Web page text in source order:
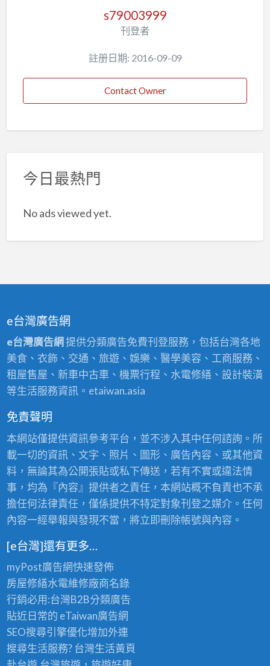
s79003999
刊登者
註册日期: 2016-09-09
Contact Owner
今日最熱門
No ads viewed yet.
e台灣廣告網
e台灣廣告網 提供分類廣告免費刊登服務，包括台灣各地
美食、衣飾、交通、旅遊、娛樂、醫學美容、工商服務、
租屋售屋、新車中古車、機票行程、水電修繕、設計裝潢
等生活服務資訊。etaiwan.asia
免責聲明
本網站僅提供資訊參考平台，並不涉入其中任何諮詢。所
載一切的資訊、文字、照片、圖形、廣告內容、或其他資
料，無論其為公開張貼或私下傳送，若有不實或違法情
事，均為『內容』提供者之責任，本網站概不負責也不承
擔任何法律責任，僅係提供不特定對象刊登之媒介。任何
內容一經舉報與發現不當，將立即刪除帳號與內容。
[e台灣]還有更多…
myPost廣告網快速發佈
房屋修繕水電維修廠商名錄
行銷必用:台灣B2B分類廣告
貼近日常的 eTaiwan廣告網
SEO搜尋引擎優化增加外連
搜尋生活服務? 台灣生活黃頁